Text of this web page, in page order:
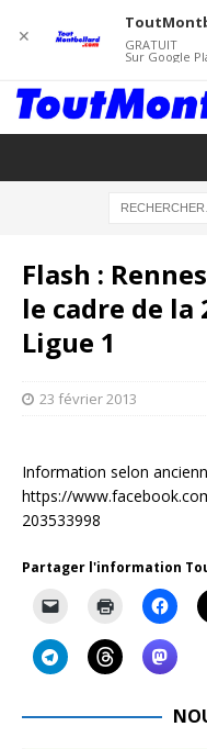
Flash :
le cadre de la
Ligue 1
23 février 2013
Information selon
https://
203533998
Partager l'information
✕ GRATUIT
Sur Google